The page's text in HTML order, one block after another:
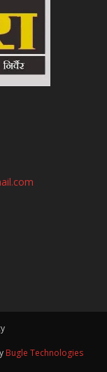
Bugle Technologies